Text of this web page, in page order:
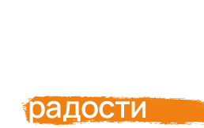
радости